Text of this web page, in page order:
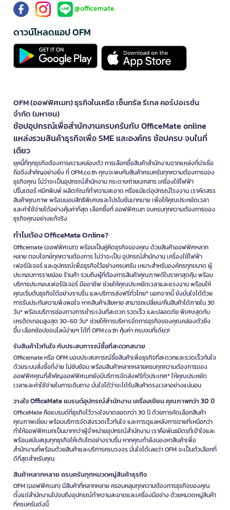
@officemate
ดาวน์โหลดแอป OFM
OFM (ออฟฟิศเมท) ธุรกิจในเครือ เซ็นทรัล รีเทล คอร์ปอเรชั่น
จำกัด (มหาชน)
ช้อปอุปกรณ์เพื่อสำนักงานครบครันกับ OfficeMate online
แหล่งรวมสินค้าธุรกิจเพื่อ SME และองค์กร ช้อปครบ จบในที่
เดียว
ยุคนี้ที่ทุกธุรกิจต้องการความคล่องตัว การเลือกซื้อสินค้าสำนักงานจากแหล่งที่น่าเชื่อ
ถือจึงสำคัญอย่างยิ่ง ที่ OFM.co.th คุณจะพบกับสินค้าครบครันทุกความต้องการของ
ธุรกิจคุณ ไม่ว่าจะเป็นอุปกรณ์สำนักงาน กระดาษถ่ายเอกสาร เครื่องใช้ไฟฟ้า
ปริ้นเตอร์ หมึกพิมพ์ ผลิตภัณฑ์ทำความสะอาด หรือแม้แต่อุปกรณ์โรงงาน เราคัดสรร
สินค้าคุณภาพ พร้อมมอบสิทธิพิเศษและโปรโมชั่นมากมาย เพื่อให้คุณประหยัดเวลา
และค่าใช้จ่ายได้อย่างคุ้มค่าที่สุด เลือกซื้อที่ ออฟฟิศเมท จบครบทุกความต้องการของ
ธุรกิจคุณอย่างแท้จริง
ทำไมต้อง OfficeMate Online?
Officemate (ออฟฟิศเมท) พร้อมเป็นคู่คิดธุรกิจของคุณ ด้วยสินค้าออฟฟิศหลาก
หลาย ตอบโจทย์ทุกความต้องการ ไม่ว่าจะเป็น อุปกรณ์สำนักงาน เครื่องใช้ไฟฟ้า
เฟอร์นิเจอร์ และอุปกรณ์เพื่อธุรกิจไว้อย่างครบครัน เหมาะสำหรับองค์กรทุกขนาด ผู้
ประกอบการรายย่อย ร้านค้า รวมถึงผู้ที่ต้องการสินค้าคุณภาพดีในราคาสุดคุ้ม พร้อม
บริการประกอบเฟอร์นิเจอร์ มืออาชีพ ช่วยให้คุณประหยัดเวลาและแรงงาน พร้อมให้
คุณเริ่มต้นธุรกิจได้อย่างราบรื่น และบริการส่งฟรีทั่วไทย* นอกจากนี้ ยังมั่นใจได้ด้วย
การรับประกันความพึงพอใจ หากสินค้าเสียหาย สามารถเปลี่ยน/คืนสินค้าได้ภายใน 30
วัน* พร้อมบริการช่องทางการชำระเงินที่สะดวก รวดเร็ว และปลอดภัย พิเศษสุดกับ
เครดิตเทอมสูงสุด 30-60 วัน* ช่วยให้การบริหารจัดการธุรกิจของคุณคล่องตัวยิ่ง
ขึ้น เลือกช้อปออนไลน์ง่ายๆ ได้ที่ OFM.co.th คุ้มค่า ครบจบที่เดียว!
รับสินค้าไวทันใจ กับประสบการณ์ซื้อที่สะดวกสบาย
Officemate หรือ OFM มอบประสบการณ์ซื้อสินค้าเพื่อธุรกิจที่สะดวกและรวดเร็วทันใจ
ด้วยระบบสั่งซื้อที่ง่าย ไม่ซับซ้อน พร้อมสินค้าหลากหลายครบทุกความต้องการของ
ออฟฟิศคุณที่สำคัญออฟฟิศเมทยังมีบริการจัดส่งฟรีทั่วประเทศ* ให้คุณประหยัด
เวลาและค่าใช้จ่ายในการเดินทาง มั่นใจได้ว่าจะได้รับสินค้าตรงเวลาอย่างแน่นอน
วางใจ OfficeMate แบรนด์อุปกรณ์สำนักงาน เครื่องเขียน คุณภาพกว่า 30 ปี
OfficeMate คือแบรนด์ที่ธุรกิจไว้วางใจมาตลอดกว่า 30 ปี ด้วยการคัดเลือกสินค้า
คุณภาพเยี่ยม พร้อมบริการจัดส่งรวดเร็วทันใจ และการดูแลหลังการขายที่เหนือกว่า
ทำให้ออฟฟิศเมทเป็นมากกว่าผู้จำหน่ายอุปกรณ์สำนักงาน เราคือพันธมิตรที่เข้าใจและ
พร้อมสนับสนุนทุกธุรกิจให้เติบโตอย่างราบรื่น หากคุณกำลังมองหาสินค้าเพื่อ
สำนักงานที่พร้อมด้วยสินค้าและบริการครบวงจร มั่นใจได้เลยว่า OFM จะเป็นตัวเลือกที่
ดีที่สุดสำหรับคุณ
สินค้าหลากหลาย ครบครันทุกหมวดหมู่สินค้าธุรกิจ
OFM (ออฟฟิศเมท) มีสินค้าที่หลากหลาย ครอบคลุมทุกความต้องการธุรกิจของคุณ
ตั้งแต่สำนักงานไปจนถึงอุปกรณ์ทำความสะอาดและเครื่องมือช่าง ด้วยหมวดหมู่สินค้า
ที่ครบครันดังนี้